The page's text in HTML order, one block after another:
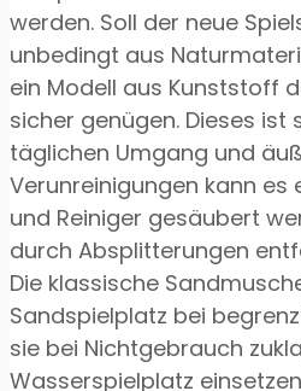
werden. Soll der neue
unbedingt aus
ein Modell aus Kunststoff
sicher genügen. Dieses
täglichen Umgang und
Verunreinigungen kann es
und Reiniger gesäubert
durch Absplitterungen
Die klassische
Sandspielplatz bei
sie bei Nichtgebrauch
Wasserspielplatz